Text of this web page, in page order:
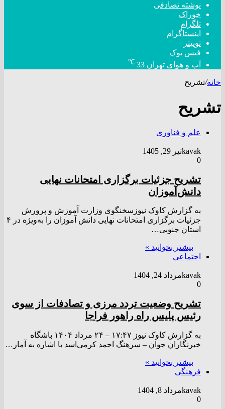
نوشته تصادفی
خوراک
تلگرام
اینستاگرام
توییتر
فیس بوک
آب و هوای تهران 33
℃
خانه/تشریح
تشریح
علم و فناوری
kavakتیر 29, 1405
0
تشریح جزئیات برگزاری امتحانات نهایی
دانش‌آموزان
به گزارش کاوک نیوزسخنگوی وزارت آموزش و پرورش
جزئیات برگزاری امتحانات نهایی دانش آموزان را به‌ویژه در ۴
استان جنوبی…
بیشتر بخوانید »
اجتماعی
kavakمرداد 24, 1404
0
تشریح وضعیت تردد مرزی و تصادفات از سوی
رئیس پلیس راه راهور فراجا
به گزارش کاوک نیوز ۱۷:۴۷ – ۲۴ مرداد ۱۴۰۴ باشگاه
خبرنگاران جوان – سرهنگ احمد کرمی‌اسد با اشاره به آمار…
بیشتر بخوانید »
فرهنگی
kavakمرداد 8, 1404
0